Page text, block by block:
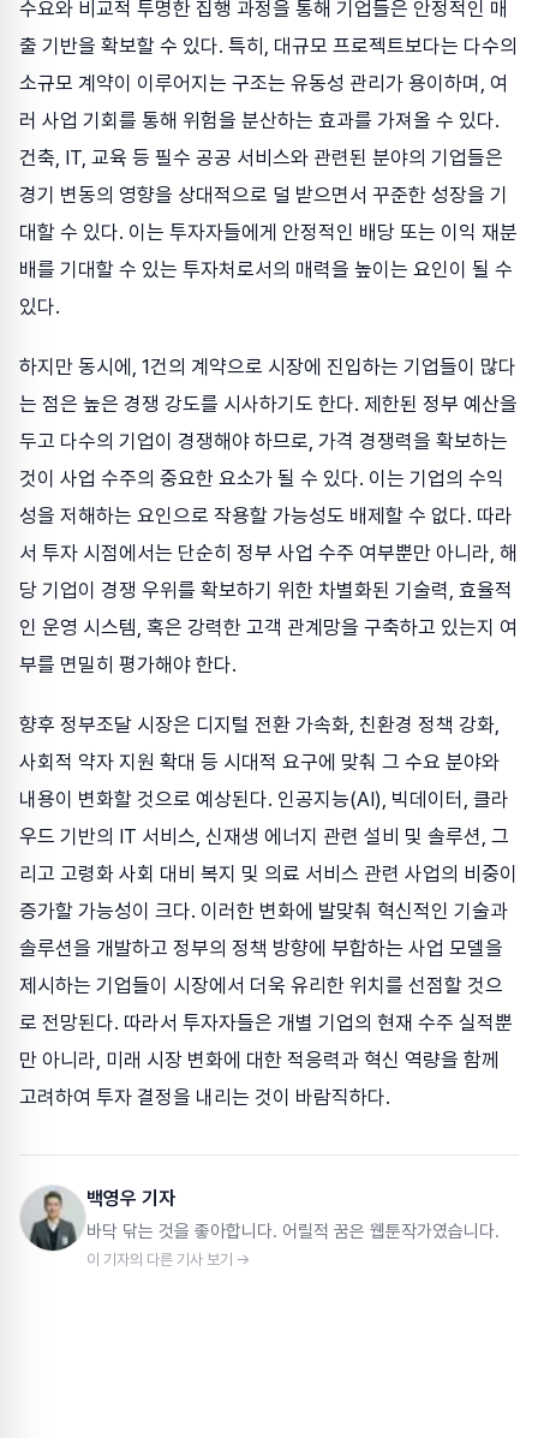
수요와 비교적 투명한 집행 과정을 통해 기업들은 안정적인 매
출 기반을 확보할 수 있다. 특히, 대규모 프로젝트보다는 다수의
소규모 계약이 이루어지는 구조는 유동성 관리가 용이하며, 여
러 사업 기회를 통해 위험을 분산하는 효과를 가져올 수 있다.
건축, IT, 교육 등 필수 공공 서비스와 관련된 분야의 기업들은
경기 변동의 영향을 상대적으로 덜 받으면서 꾸준한 성장을 기
대할 수 있다. 이는 투자자들에게 안정적인 배당 또는 이익 재분
배를 기대할 수 있는 투자처로서의 매력을 높이는 요인이 될 수
있다.
하지만 동시에, 1건의 계약으로 시장에 진입하는 기업들이 많다
는 점은 높은 경쟁 강도를 시사하기도 한다. 제한된 정부 예산을
두고 다수의 기업이 경쟁해야 하므로, 가격 경쟁력을 확보하는
것이 사업 수주의 중요한 요소가 될 수 있다. 이는 기업의 수익
성을 저해하는 요인으로 작용할 가능성도 배제할 수 없다. 따라
서 투자 시점에서는 단순히 정부 사업 수주 여부뿐만 아니라, 해
당 기업이 경쟁 우위를 확보하기 위한 차별화된 기술력, 효율적
인 운영 시스템, 혹은 강력한 고객 관계망을 구축하고 있는지 여
부를 면밀히 평가해야 한다.
향후 정부조달 시장은 디지털 전환 가속화, 친환경 정책 강화,
사회적 약자 지원 확대 등 시대적 요구에 맞춰 그 수요 분야와
내용이 변화할 것으로 예상된다. 인공지능(AI), 빅데이터, 클라
우드 기반의 IT 서비스, 신재생 에너지 관련 설비 및 솔루션, 그
리고 고령화 사회 대비 복지 및 의료 서비스 관련 사업의 비중이
증가할 가능성이 크다. 이러한 변화에 발맞춰 혁신적인 기술과
솔루션을 개발하고 정부의 정책 방향에 부합하는 사업 모델을
제시하는 기업들이 시장에서 더욱 유리한 위치를 선점할 것으
로 전망된다. 따라서 투자자들은 개별 기업의 현재 수주 실적뿐
만 아니라, 미래 시장 변화에 대한 적응력과 혁신 역량을 함께
고려하여 투자 결정을 내리는 것이 바람직하다.
백영우 기자
바닥 닦는 것을 좋아합니다. 어릴적 꿈은 웹툰작가였습니다.
이 기자의 다른 기사 보기 →